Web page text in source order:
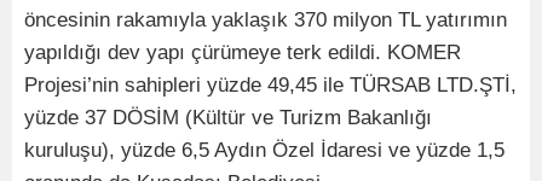
öncesinin rakamıyla yaklaşık 370 milyon TL yatırımın
yapıldığı dev yapı çürümeye terk edildi. KOMER
Projesi’nin sahipleri yüzde 49,45 ile TÜRSAB LTD.ŞTİ,
yüzde 37 DÖSİM (Kültür ve Turizm Bakanlığı
kuruluşu), yüzde 6,5 Aydın Özel İdaresi ve yüzde 1,5